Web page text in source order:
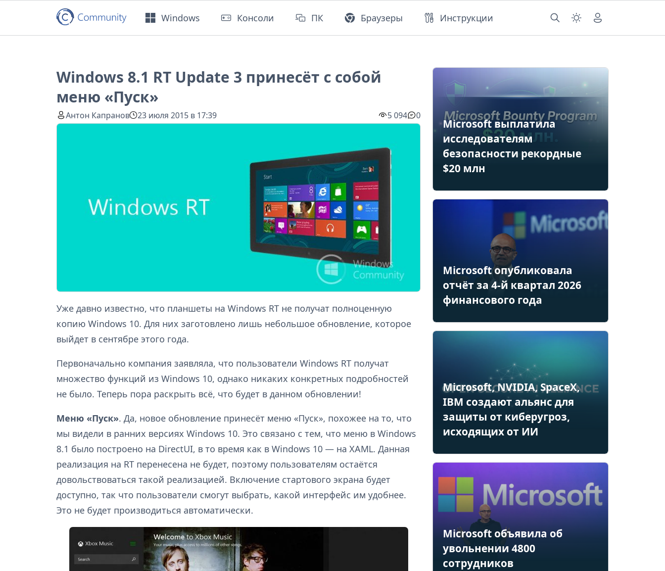
Windows Консоли ПК Браузеры Инструкции
Windows 8.1 RT Update 3 принесёт с собой
меню «Пуск»
Антон Капранов 23 июля 2015 в 17:39 5 094 0
Уже давно известно, что планшеты на Windows RT не получат полноценную
копию Windows 10. Для них заготовлено лишь небольшое обновление, которое
выйдет в сентябре этого года.
Первоначально компания заявляла, что пользователи Windows RT получат
множество функций из Windows 10, однако никаких конкретных подробностей
не было. Теперь пора раскрыть всё, что будет в данном обновлении!
Меню «Пуск». Да, новое обновление принесёт меню «Пуск», похожее на то, что
мы видели в ранних версиях Windows 10. Это связано с тем, что меню в Windows
8.1 было построено на DirectUI, в то время как в Windows 10 — на XAML. Данная
реализация на RT перенесена не будет, поэтому пользователям остаётся
довольствоваться такой реализацией. Включение стартового экрана будет
доступно, так что пользователи смогут выбрать, какой интерфейс им удобнее.
Это не будет производиться автоматически.
Microsoft выплатила
исследователям
безопасности рекордные
$20 млн
Microsoft опубликовала
отчёт за 4-й квартал 2026
финансового года
Microsoft, NVIDIA, SpaceX,
IBM создают альянс для
защиты от киберугроз,
исходящих от ИИ
Microsoft объявила об
увольнении 4800
сотрудников